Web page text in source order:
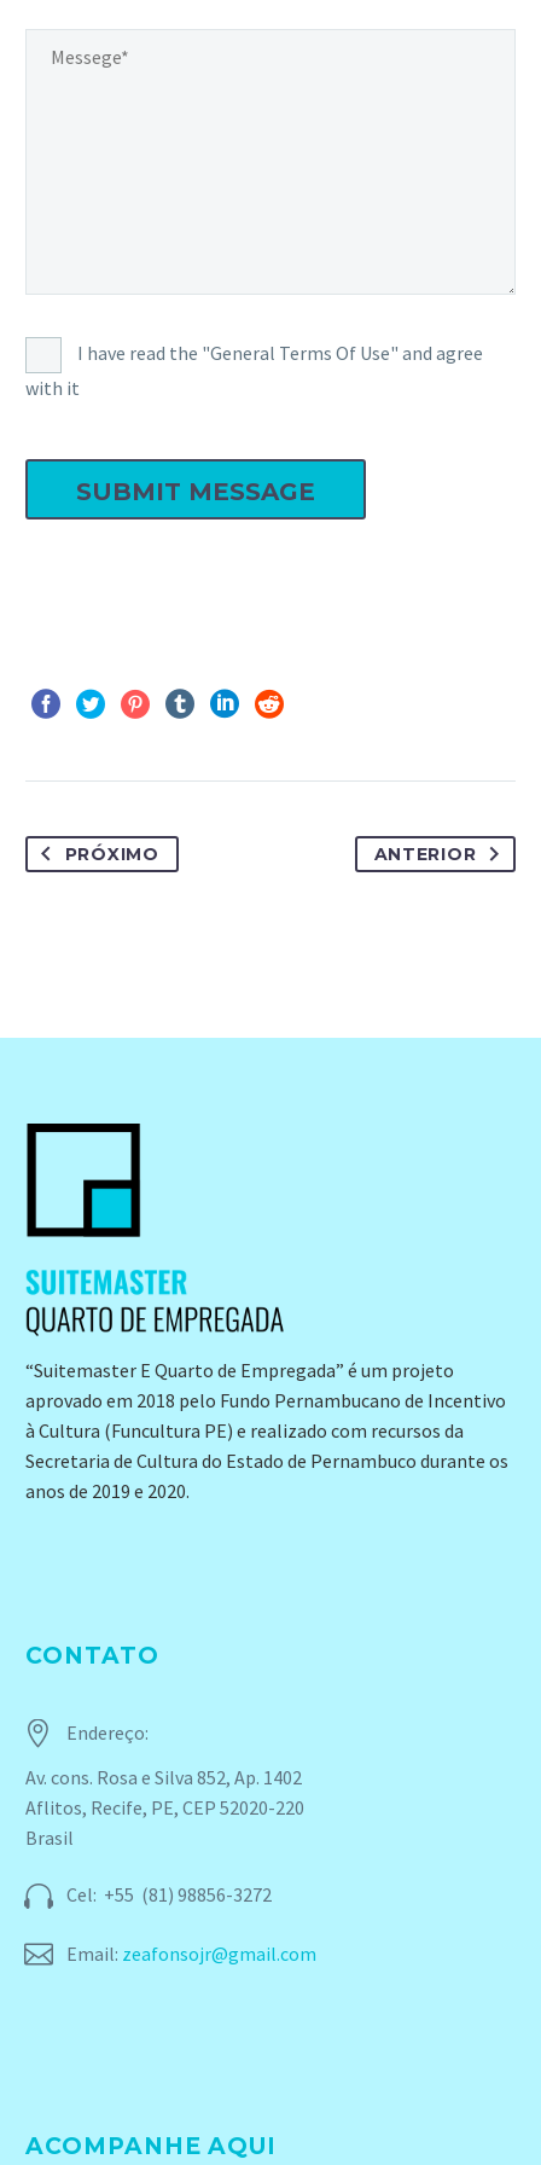
I have read the "General Terms Of Use" and agree
with it
PRÓXIMO ANTERIOR
“Suitemaster E Quarto de Empregada” é um projeto
aprovado em 2018 pelo Fundo Pernambucano de Incentivo
à Cultura (Funcultura PE) e realizado com recursos da
Secretaria de Cultura do Estado de Pernambuco durante os
anos de 2019 e 2020.
CONTATO


Endereço:
Av. cons. Rosa e Silva 852, Ap. 1402
Aflitos, Recife, PE, CEP 52020-220
Brasil

 Cel: +55 (81) 98856-3272

 Email: zeafonsojr@gmail.com
ACOMPANHE AQUI